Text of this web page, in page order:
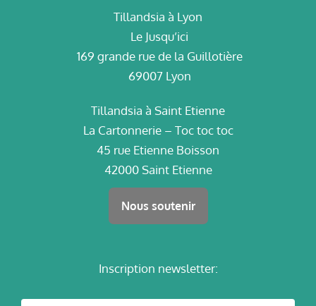
Tillandsia à Lyon
Le Jusqu’ici
169 grande rue de la Guillotière
69007 Lyon
Tillandsia à Saint Etienne
La Cartonnerie – Toc toc toc
45 rue Etienne Boisson
42000 Saint Etienne
Nous soutenir
Inscription newsletter: